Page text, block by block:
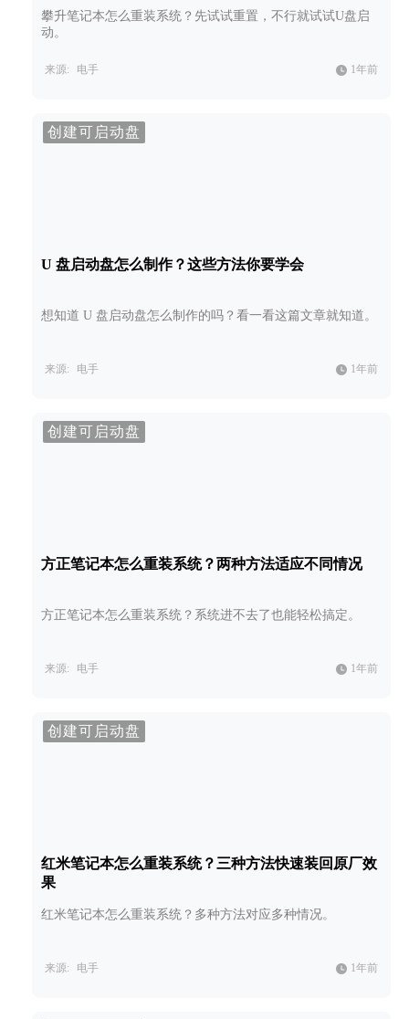
攀升笔记本怎么重装系统？先试试重置，不行就试试U盘启
动。
来源: 电手 1年前
创建可启动盘
U 盘启动盘怎么制作？这些方法你要学会
想知道 U 盘启动盘怎么制作的吗？看一看这篇文章就知道。
来源: 电手 1年前
创建可启动盘
方正笔记本怎么重装系统？两种方法适应不同情况
方正笔记本怎么重装系统？系统进不去了也能轻松搞定。
来源: 电手 1年前
创建可启动盘
红米笔记本怎么重装系统？三种方法快速装回原厂效
果
红米笔记本怎么重装系统？多种方法对应多种情况。
来源: 电手 1年前